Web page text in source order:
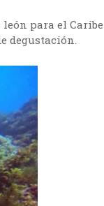
para el Caribe
degustación.